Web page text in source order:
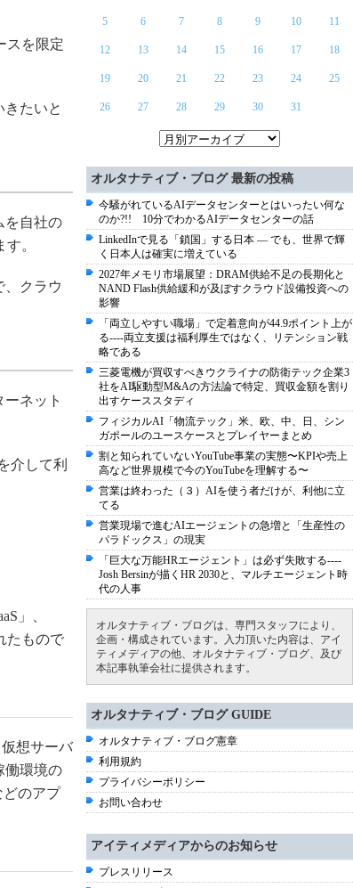
スを限定
たいと
を自社の
。
、クラウ
ネット
介して利
」、
たもので
想サーバ
働環境の
どのアプ
5 6 7 8 9 10 11
12 13 14 15 16 17 18
19 20 21 22 23 24 25
26 27 28 29 30 31
オルタナティブ・ブログ 最新の投稿
今騒がれているAIデータセンターとはいったい何な
のか?!! 10分でわかるAIデータセンターの話
LinkedInで見る「鎖国」する日本 ― でも、世界で輝
く日本人は確実に増えている
2027年メモリ市場展望：DRAM供給不足の長期化と
NAND Flash供給緩和が及ぼすクラウド設備投資への
影響
「両立しやすい職場」で定着意向が44.9ポイント上が
る----両立支援は福利厚生ではなく、リテンション戦
略である
三菱電機が買収すべきウクライナの防衛テック企業3
社をAI駆動型M&Aの方法論で特定、買収金額を割り
出すケーススタディ
フィジカルAI「物流テック」米、欧、中、日、シン
ガポールのユースケースとプレイヤーまとめ
割と知られていないYouTube事業の実態〜KPIや売上
高など世界規模で今のYouTubeを理解する〜
営業は終わった（３）AIを使う者だけが、利他に立
てる
営業現場で進むAIエージェントの急増と「生産性の
パラドックス」の現実
「巨大な万能HRエージェント」は必ず失敗する----
Josh Bersinが描くHR 2030と、マルチエージェント時
代の人事
オルタナティブ・ブログは、専門スタッフにより、
企画・構成されています。入力頂いた内容は、アイ
ティメディアの他、オルタナティブ・ブログ、及び
本記事執筆会社に提供されます。
オルタナティブ・ブログ GUIDE
オルタナティブ・ブログ憲章
利用規約
プライバシーポリシー
お問い合わせ
アイティメディアからのお知らせ
プレスリリース